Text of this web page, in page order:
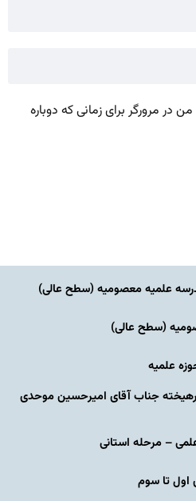
در مرورگر برای زمانی که دوباره
علمیه معصومیه‌ (سطح عالی)
(سطح عالی)
علمیه
جناب آقای امیرحسین موحدی
– مرحله استانی
اول تا سوم